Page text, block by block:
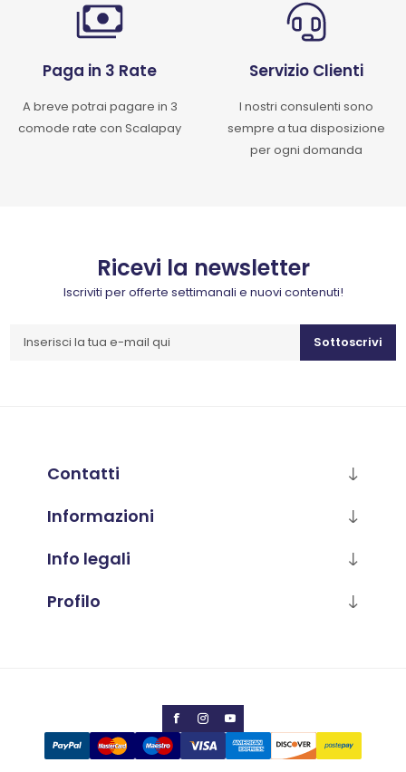
Paga in 3 Rate
A breve potrai pagare in 3
comode rate con Scalapay
Servizio Clienti
I nostri consulenti sono
sempre a tua disposizione
per ogni domanda
Ricevi la newsletter
Iscriviti per offerte settimanali e nuovi contenuti!
Sottoscrivi
Contatti
Informazioni
Info legali
Profilo